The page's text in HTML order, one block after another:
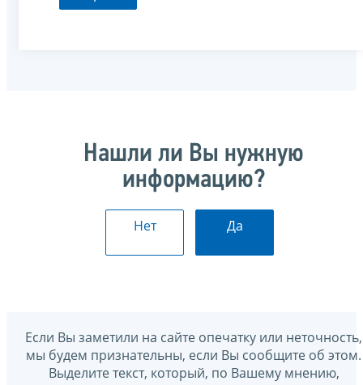
Нашли ли Вы нужную
информацию?
Нет Да
Если Вы заметили на сайте опечатку или неточность,
мы будем признательны, если Вы сообщите об этом.
Выделите текст, который, по Вашему мнению,